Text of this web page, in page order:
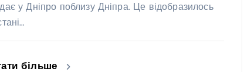
у Дніпро поблизу Дніпра. Це відобразилось
більше